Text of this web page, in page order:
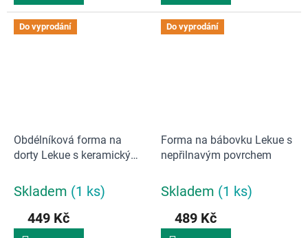
Do vyprodání
Obdélníková forma na
dorty Lekue s keramickým
Skladem (1 ks)
449 Kč
Do vyprodání
Forma na bábovku Lekue s
nepřilnavým povrchem
Skladem (1 ks)
489 Kč